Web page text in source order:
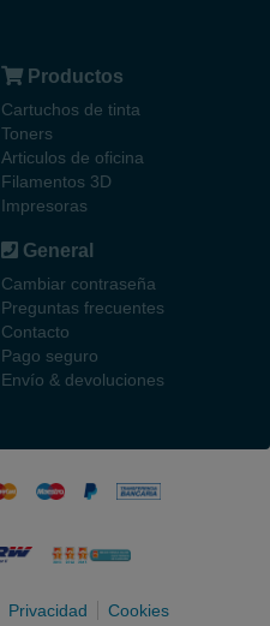
Productos
Cartuchos de tinta
Toners
Articulos de oficina
Filamentos 3D
Impresoras
General
Cambiar contraseña
Preguntas frecuentes
Contacto
Pago seguro
Envío & devoluciones
Privacidad Cookies